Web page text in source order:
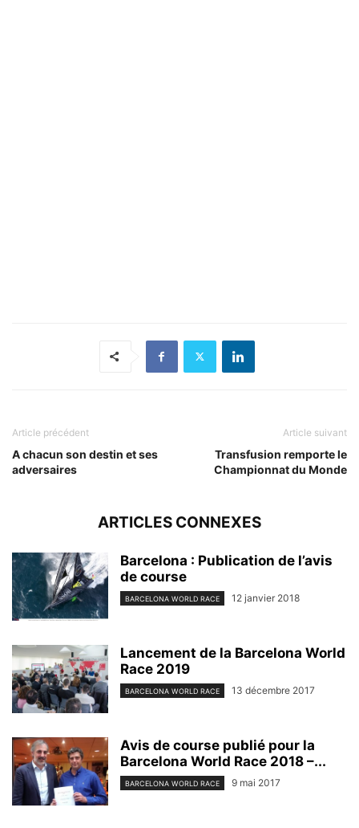
Article précédent
A chacun son destin et ses
adversaires
Article suivant
Transfusion remporte le
Championnat du Monde
ARTICLES CONNEXES
Barcelona : Publication de l’avis
de course
BARCELONA WORLD RACE 12 janvier 2018
Lancement de la Barcelona World
Race 2019
BARCELONA WORLD RACE 13 décembre 2017
Avis de course publié pour la
Barcelona World Race 2018 –...
BARCELONA WORLD RACE 9 mai 2017